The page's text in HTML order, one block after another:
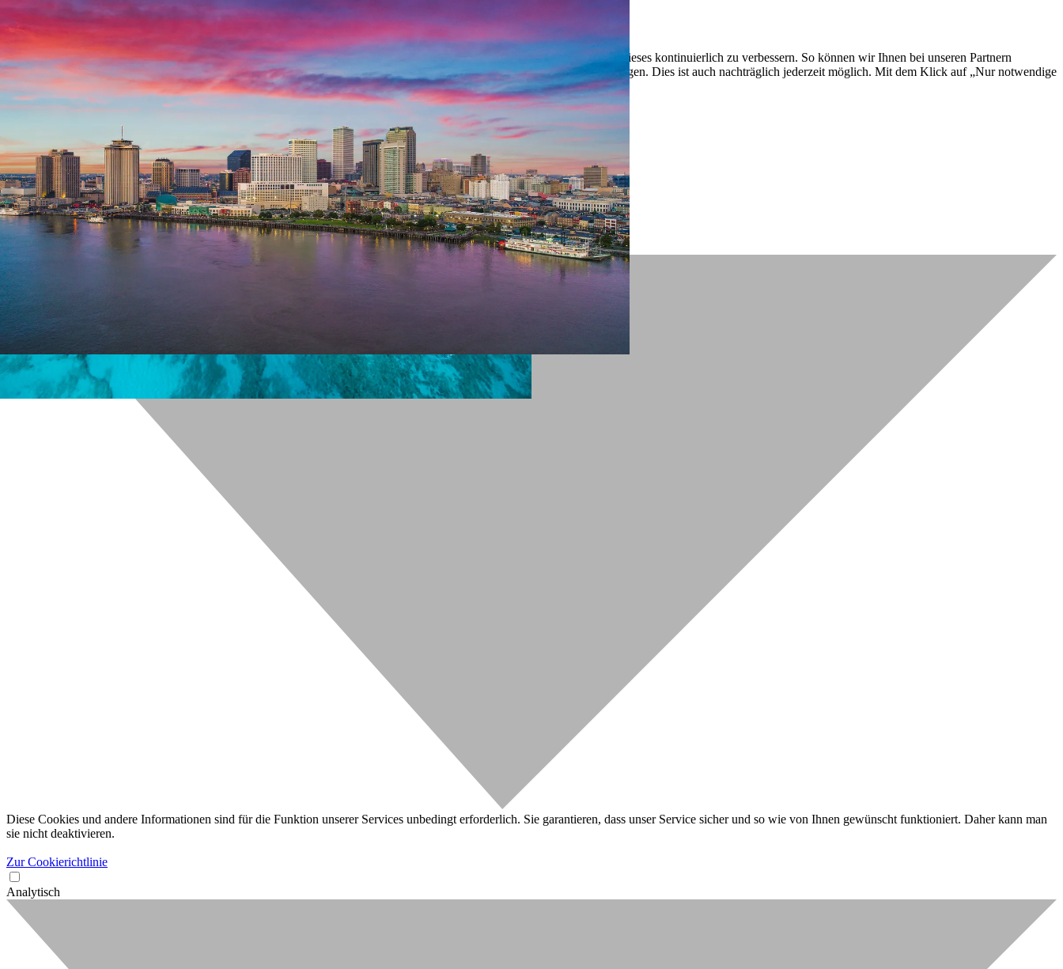
Nur notwendige Cookies
Mit dem Klick auf „geht klar” ermöglichen Sie uns Ihnen über Cookies ein verbessertes Nutzungserlebnis zu servieren und dieses kontinuierlich zu verbessern. So können wir Ihnen bei unseren Partnern
personalisierte Werbung und passende Angebote anzeigen. Über „anpassen” können Sie Ihre persönlichen Präferenzen festlegen. Dies ist auch nachträglich jederzeit möglich. Mit dem Klick auf „Nur notwendige
Cookies” werden lediglich technisch notwendige Cookies gespeichert.
Anpassen Geht klar
Datenschutzerklärung
Impressum
« zurück
Ihre Cookie-Präferenzen verwalten
Wählen Sie, welche Cookies Sie auf check24.de akzeptieren.
Die Cookierichtlinie finden Siehier.
Notwendig
Diese Cookies und andere Informationen sind für die Funktion unserer Services unbedingt erforderlich. Sie garantieren, dass unser Service sicher und so wie von Ihnen gewünscht funktioniert. Daher kann man
sie nicht deaktivieren.
Zur Cookierichtlinie
Analytisch